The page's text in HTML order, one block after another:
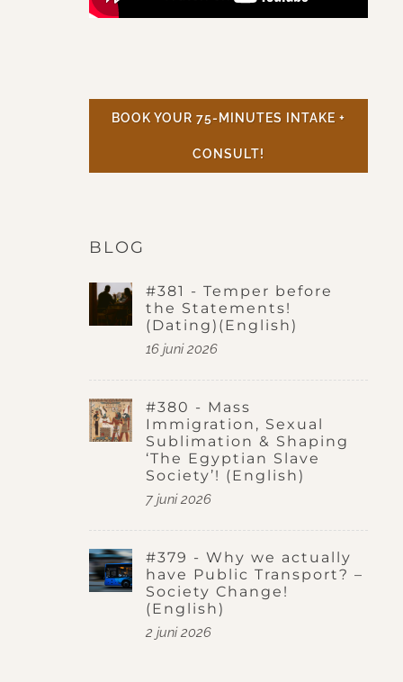
BOOK YOUR 75-MINUTES INTAKE +
CONSULT!
BLOG
#381 - Temper before
the Statements!
(Dating)(English)
16 juni 2026
#380 - Mass
Immigration, Sexual
Sublimation & Shaping
‘The Egyptian Slave
Society’! (English)
7 juni 2026
#379 - Why we actually
have Public Transport? –
Society Change!
(English)
2 juni 2026